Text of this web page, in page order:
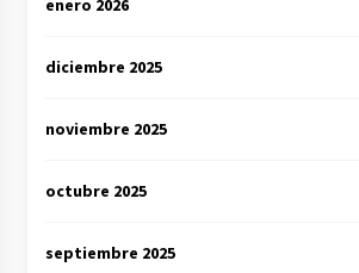
enero 2026
diciembre 2025
noviembre 2025
octubre 2025
septiembre 2025